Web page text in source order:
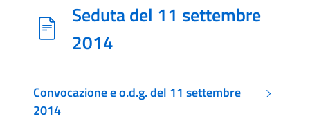
Seduta del 11 settembre
2014
Convocazione e o.d.g. del 11 settembre
2014